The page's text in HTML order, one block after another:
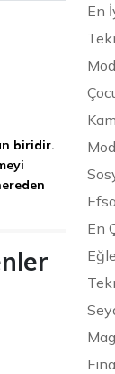
biridir.
En
En